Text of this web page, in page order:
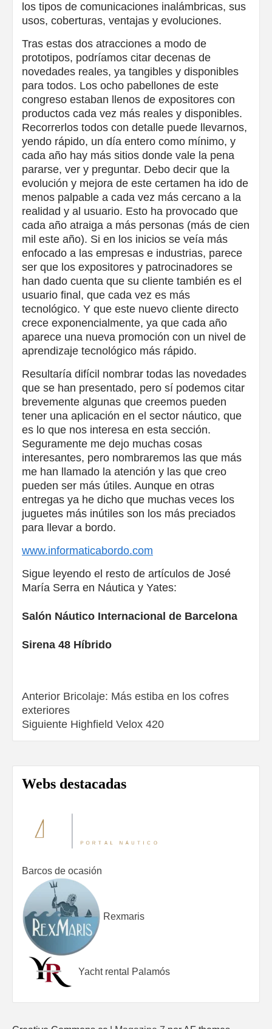
los tipos de comunicaciones inalámbricas, sus
usos, coberturas, ventajas y evoluciones.
Tras estas dos atracciones a modo de
prototipos, podríamos citar decenas de
novedades reales, ya tangibles y disponibles
para todos. Los ocho pabellones de este
congreso estaban llenos de expositores con
productos cada vez más reales y disponibles.
Recorrerlos todos con detalle puede llevarnos,
yendo rápido, un día entero como mínimo, y
cada año hay más sitios donde vale la pena
pararse, ver y preguntar. Debo decir que la
evolución y mejora de este certamen ha ido de
menos palpable a cada vez más cercano a la
realidad y al usuario. Esto ha provocado que
cada año atraiga a más personas (más de cien
mil este año). Si en los inicios se veía más
enfocado a las empresas e industrias, parece
ser que los expositores y patrocinadores se
han dado cuenta que su cliente también es el
usuario final, que cada vez es más
tecnológico. Y que este nuevo cliente directo
crece exponencialmente, ya que cada año
aparece una nueva promoción con un nivel de
aprendizaje tecnológico más rápido.
Resultaría difícil nombrar todas las novedades
que se han presentado, pero sí podemos citar
brevemente algunas que creemos pueden
tener una aplicación en el sector náutico, que
es lo que nos interesa en esta sección.
Seguramente me dejo muchas cosas
interesantes, pero nombraremos las que más
me han llamado la atención y las que creo
pueden ser más útiles. Aunque en otras
entregas ya he dicho que muchas veces los
juguetes más inútiles son los más preciados
para llevar a bordo.
www.informaticabordo.com
Sigue leyendo el resto de artículos de José
María Serra en Náutica y Yates:
Salón Náutico Internacional de Barcelona
Sirena 48 Híbrido
Navegación
de
entradas
Anterior Bricolaje: Más estiba en los cofres
exteriores
Siguiente Highfield Velox 420
Webs destacadas
Barcos de ocasión
Rexmaris
Yacht rental Palamós